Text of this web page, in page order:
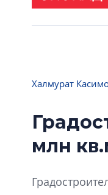
Халмурат
млн